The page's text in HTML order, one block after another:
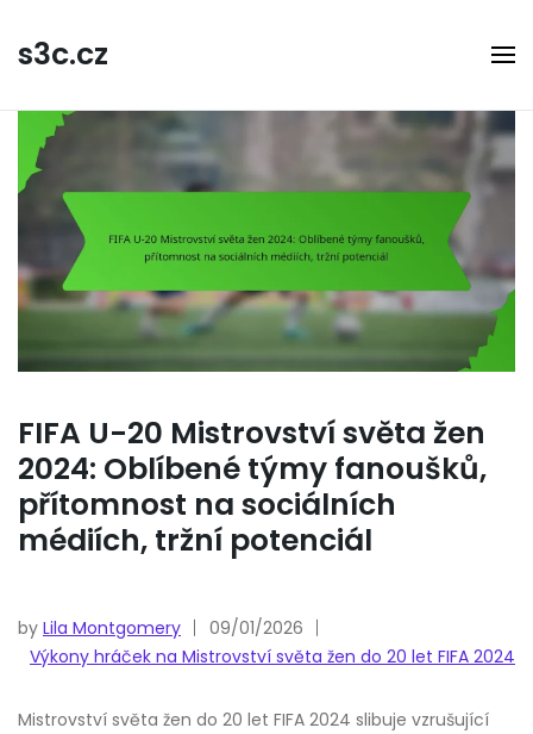
content
s3c.cz
FIFA U-20 Mistrovství světa žen
2024: Oblíbené týmy fanoušků,
přítomnost na sociálních
médiích, tržní potenciál
by Lila Montgomery
09/01/2026
Výkony hráček na Mistrovství světa žen do 20 let FIFA 2024
Mistrovství světa žen do 20 let FIFA 2024 slibuje vzrušující